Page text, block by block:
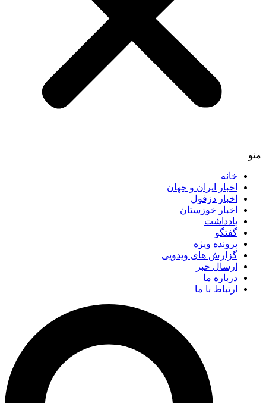
خانه
اخبار ایران و جهان
اخبار دزفول
اخبار خوزستان
یادداشت
گفتگو
پرونده ویژه
گزارش های ویدویی
ارسال خبر
درباره ما
ارتباط با ما